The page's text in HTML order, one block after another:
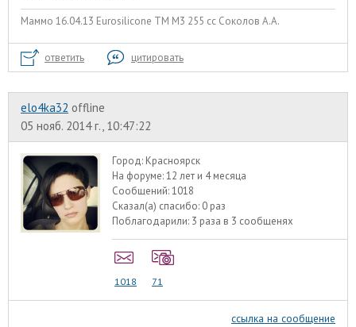
Маммо 16.04.13 Eurosilicone ТМ М3 255 сс Соколов А.А.
ответить цитировать
elo4ka32 offline
05 нояб. 2014 г., 10:47:22
Город: Красноярск
На форуме:12 лет и 4 месяца
Сообщений:1018
Сказал(а) спасибо: 0 раз
Поблагодарили: 3 раза в 3 сообщенях
1018 71
ссылка на сообщение